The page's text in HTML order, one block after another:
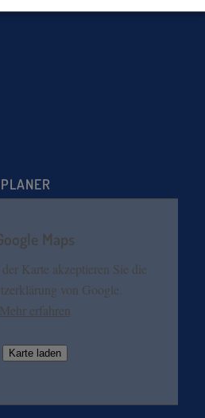
Maps
Karte akzeptieren Sie die
von Google.
Mehr erfahren
Karte laden